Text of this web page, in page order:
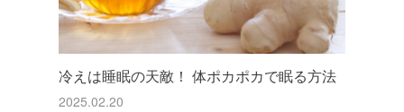
冷えは睡眠の天敵！ 体ポカポカで眠る方法
2025.02.20